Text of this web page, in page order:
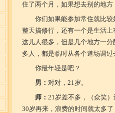
住了两个月，如果想去别的地
你们如果能参加常住就比
整天搞修行，还有一个是生活
这儿人很多，但是几个地方一
多人，都是临时从各个道场调过
你最年轻是吧？
男： 对对，21岁。
师： 21岁差不多，（众笑
30岁再来，浪费的时间就太多